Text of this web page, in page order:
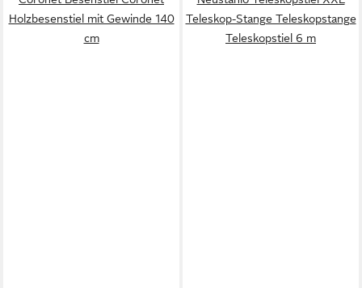
Holzbesenstiel mit Gewinde 140
cm
Teleskop-Stange Teleskopstange
Teleskopstiel 6 m